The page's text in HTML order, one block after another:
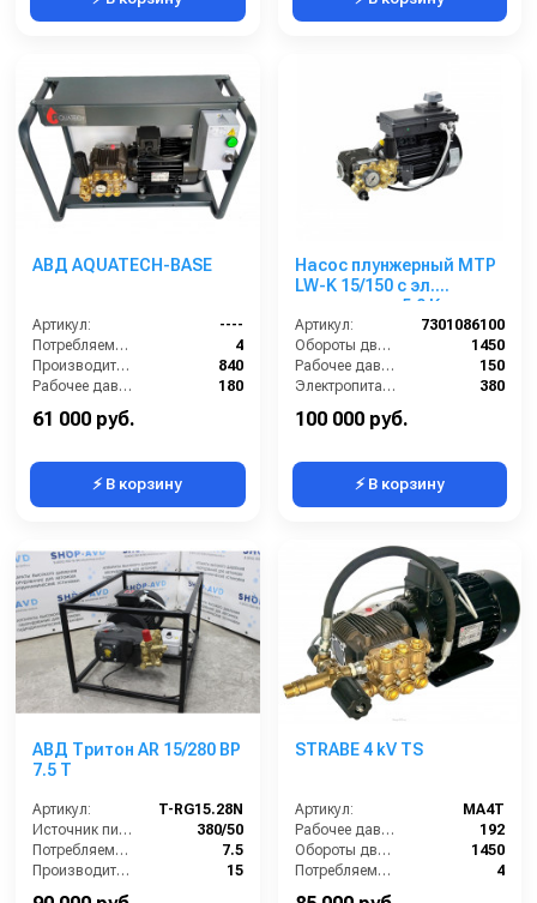
АВД AQUATECH-BASE
Артикул:
----
Потребляемая мощность (кВт):
4
Производительность (л/ч):
840
Рабочее давление (бар):
180
61 000 руб.
⚡ В корзину
Насос плунжерный MTP
LW-K 15/150 с эл.
двигателем 5,0 Квт
220/380 В
Артикул:
7301086100
Обороты двигателя (об/мин):
1450
Рабочее давление (бар):
150
Электропитание (В):
380
100 000 руб.
⚡ В корзину
АВД Тритон AR 15/280 BP
7.5 T
Артикул:
T-RG15.28N
Источник питания (~/В/Гц):
380/50
Потребляемая мощность (кВт):
7.5
Производительность (л/мин):
15
Давление (бар):
STRABE 4 kV TS
Артикул:
MA4T
Рабочее давление (бар):
192
Обороты двигателя (об/мин):
1450
Потребляемая мощность (кВт):
4
Производительность (л/ч):